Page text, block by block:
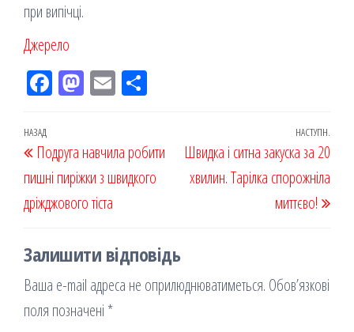
при випічці.
Джерело
Fac
k
M
on
Em
ис
я
Навігація
записів
Попередній
запис
НАЗАД
Подруга навчила робити
пишні пиріжки з швидкого
дріжджового тіста
НАСТУПН.
Швидка і ситна закуска за 20
хвилин. Тарілка спорожніла
миттєво!
Залишити відповідь
Ваша e-mail адреса не оприлюднюватиметься. Обов’язкові
поля позначені *